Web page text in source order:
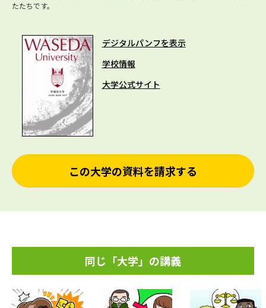
たたちです。
デジタルパンフを表示
学校情報
大学公式サイト
この大学の資料を請求する
同じ「大学」の講義